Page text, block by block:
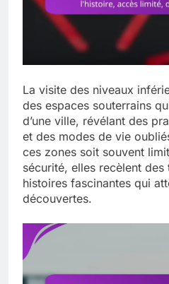
La visite des niveaux
des espaces souterrains
d’une ville, révélant des
et des modes de vie
ces zones soit souvent
sécurité, elles recèlent
histoires fascinantes qui
découvertes.